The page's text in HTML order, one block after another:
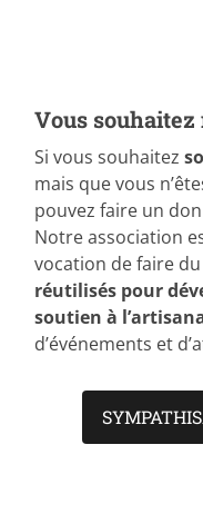
Vous
Si vous souhaitez
mais que vous
pouvez faire un
Notre association
vocation de faire
réutilisés pour
soutien à
d’événements et